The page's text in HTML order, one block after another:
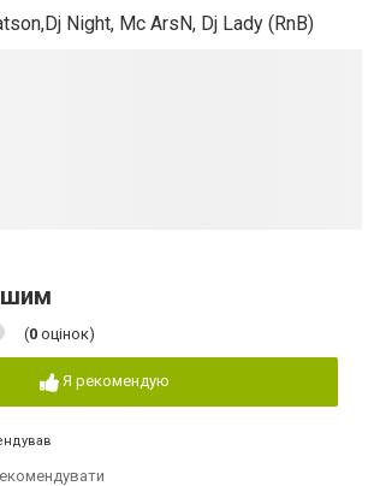
Night, Mc ArsN, Dj Lady (RnB)
(0 оцінок)
Я рекомендую